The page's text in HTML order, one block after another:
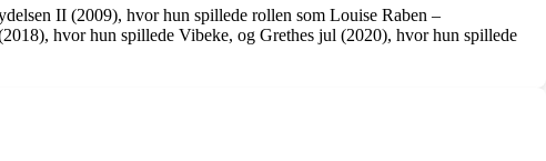
II (2009), hvor hun spillede rollen som Louise Raben –
hvor hun spillede Vibeke, og Grethes jul (2020), hvor hun spillede